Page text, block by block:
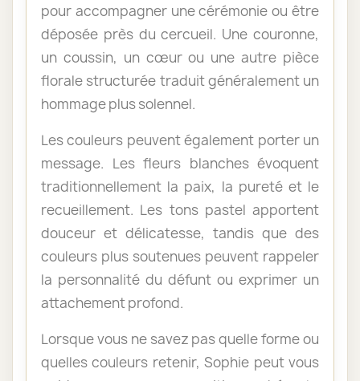
pour accompagner une cérémonie ou être
déposée près du cercueil. Une couronne,
un coussin, un cœur ou une autre pièce
florale structurée traduit généralement un
hommage plus solennel.
Les couleurs peuvent également porter un
message. Les fleurs blanches évoquent
traditionnellement la paix, la pureté et le
recueillement. Les tons pastel apportent
douceur et délicatesse, tandis que des
couleurs plus soutenues peuvent rappeler
la personnalité du défunt ou exprimer un
attachement profond.
Lorsque vous ne savez pas quelle forme ou
quelles couleurs retenir, Sophie peut vous